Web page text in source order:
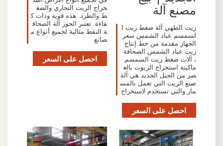
مصنع آلة
زيت الطهي آلة ضغط زيت ا
لسمسم عباد الشمس سعر
الجهاز مقدمة من خط إنتاج
زيت عباد الشمس الصحافة
، آلات ضغط زيت السمسم
ماكينة استخراج الزيوت بالع
صر من الجيل الجديد هي آلة
صنع الزيت التي تعمل بالمس
مار والتي تستخدم لاستخراج
احصل على السعر
خراج الزيت التجاري والضغ
ط والطرد. هذه قوية وذات ك
فاءة. تعتبر الجوز آلة الصحاف
ة النفط مثالية لجميع أنواع م
صانع
احصل على السعر